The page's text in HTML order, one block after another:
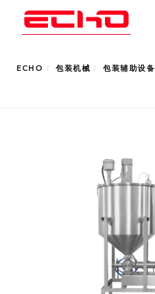
ECHO / 包装机械 / 包装辅助设备